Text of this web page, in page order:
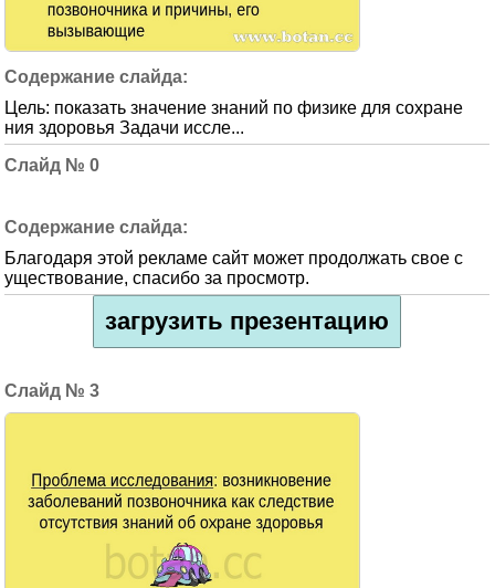
Цель: показать значение знаний по физике для сохране
ния здоровья Задачи иссле...
0
Благодаря этой рекламе сайт может продолжать свое с
уществование, спасибо за просмотр.
загрузить презентацию
3